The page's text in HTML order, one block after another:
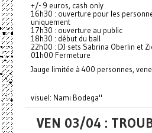
+/- 9 euros, cash only
16h30 : ouverture pour les
uniquement
17h30 : ouverture au public
18h30 : début du ball
22h00 : DJ sets Sabrina Oberlin et
01h00 Fermeture
Jauge limitée à 400 personnes,
visuel: Nami Bodega"
VEN 03/04 :